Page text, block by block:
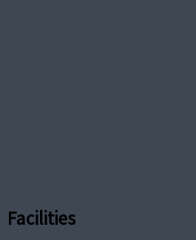
Facilities